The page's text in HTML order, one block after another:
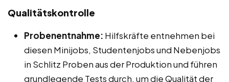
Qualitätskontrolle
Probenentnahme: Hilfskräfte entnehmen bei
diesen Minijobs, Studentenjobs und Nebenjobs
in Schlitz Proben aus der Produktion und führen
grundlegende Tests durch, um die Qualität der